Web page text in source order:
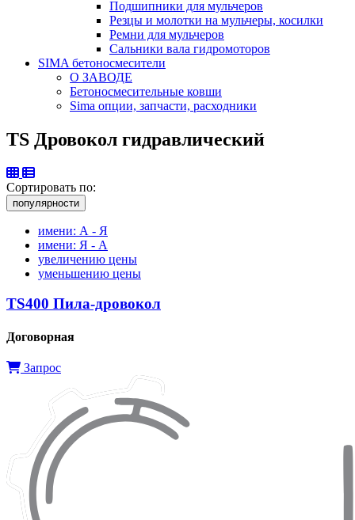
Подшипники для мульчеров
Резцы и молотки на мульчеры, косилки
Ремни для мульчеров
Сальники вала гидромоторов
SIMA бетоносмесители
О ЗАВОДЕ
Бетоносмесительные ковши
Sima опции, запчасти, расходники
TS Дровокол гидравлический
Сортировать по:
популярности
имени: А - Я
имени: Я - А
увеличению цены
уменьшению цены
TS400 Пила-дровокол
Договорная
Запрос